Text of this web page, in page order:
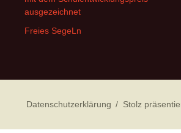
ausgezeichnet
Freies SegeLn
Datenschutzerklärung Stolz